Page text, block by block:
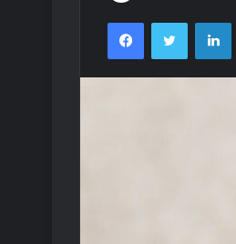
FacebookTwitter